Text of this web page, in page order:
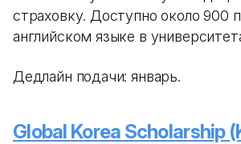
страховку. Доступно около 900
английском языке в
Дедлайн подачи: январь.
Global Korea Scholarship